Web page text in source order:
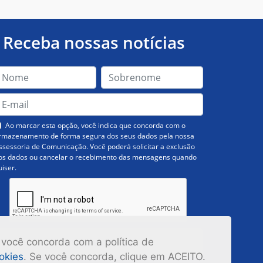
concorda com a política de
. Se você concorda, clique em ACEITO.
Receba nossas notícias
Ao marcar esta opção, você indica que concorda com o
de forma segura dos seus dados pela nossa
de Comunicação. Você poderá solicitar a exclusão
dados ou cancelar o recebimento das mensagens quando
Inscrever-se